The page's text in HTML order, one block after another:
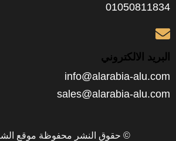
© حقوق النشر محفوظة موقع الشركة لعربية